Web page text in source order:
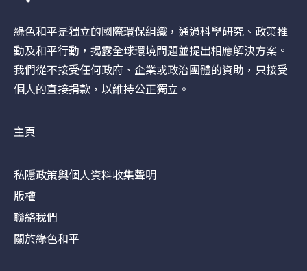
綠色和平是獨立的國際環保組織，通過科學研究、政策推
動及和平行動，揭露全球環境問題並提出相應解決方案。
我們從不接受任何政府、企業或政治團體的資助，只接受
個人的直接捐款，以維持公正獨立。
主頁
私隱政策與個人資料收集聲明
版權
聯絡我們
關於綠色和平